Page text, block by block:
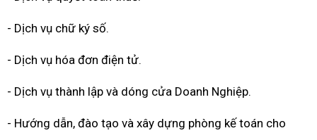
- Dịch vụ chữ ký số.
- Dịch vụ hóa đơn điện tử.
- Dịch vụ thành lập và dóng cửa Doanh Nghiệp.
- Hướng dẫn, đào tạo và xây dựng phòng kế toán cho